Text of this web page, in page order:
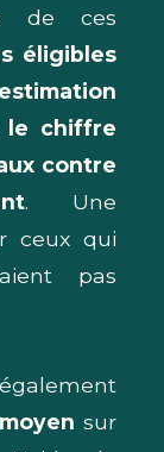
de ces
éligibles
le chiffre
contre
. Une
ceux qui
pas
sur